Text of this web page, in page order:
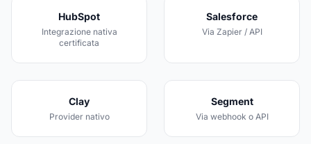
HubSpot
Integrazione nativa
certificata
Salesforce
Via Zapier / API
Clay
Provider nativo
Segment
Via webhook o API